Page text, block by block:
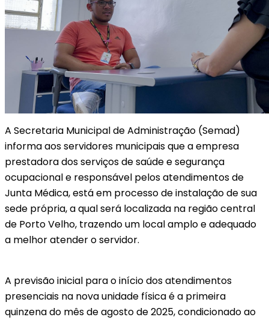
A Secretaria Municipal de Administração (Semad)
informa aos servidores municipais que a empresa
prestadora dos serviços de saúde e segurança
ocupacional e responsável pelos atendimentos de
Junta Médica, está em processo de instalação de sua
sede própria, a qual será localizada na região central
de Porto Velho, trazendo um local amplo e adequado
a melhor atender o servidor.
A previsão inicial para o início dos atendimentos
presenciais na nova unidade física é a primeira
quinzena do mês de agosto de 2025, condicionado ao